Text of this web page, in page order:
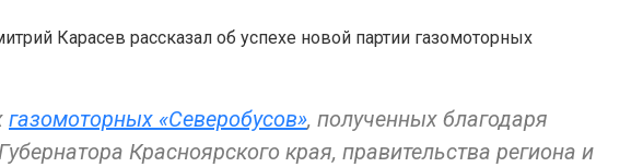
Карасев рассказал об успехе новой партии газомоторных
газомоторных «Северобусов», полученных благодаря
Красноярского края, правительства региона и